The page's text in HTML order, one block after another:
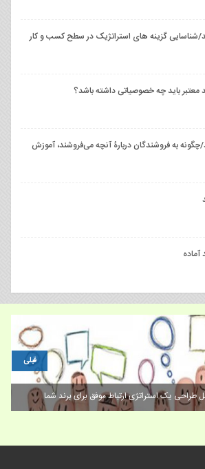
شناسایی گزینه های استراتژیک در سطح کسب و کار
معتبر باید چه خصوصیاتی داشته باشد؟
به فروشندگان دربارۀ آنچه می‌فروشند، آموزش
آماده
طراحی یک استراتژی ارتباط موفق برای برند شما
قبلی